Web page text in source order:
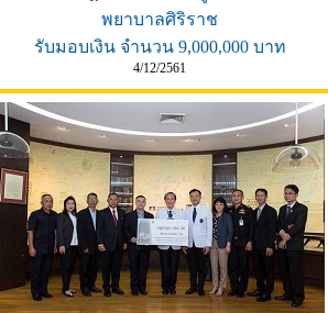
พยาบาลศิริราช
รับมอบเงิน จำนวน 9,000,000 บาท
4/12/2561